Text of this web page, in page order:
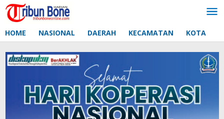
Lewati
ke
HOME NASIONAL DAERAH KECAMATAN KOTA